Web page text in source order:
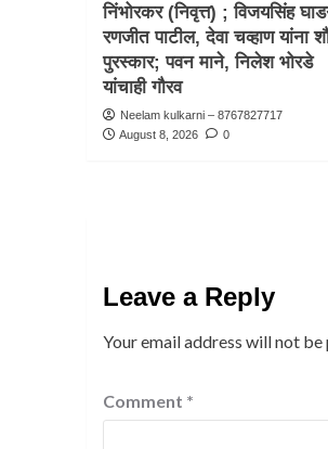
निंभोरकर (निवृत्त) ; विजयसिंह
रणजीत पाटील, देवा चव्हाण यांना
पुरस्कार; पवन माने, निलेश भोरडे
यांचाही गौरव
Neelam kulkarni – 8767827717
August 8, 2026
0
Leave a Reply
Your email address will not be
Comment *